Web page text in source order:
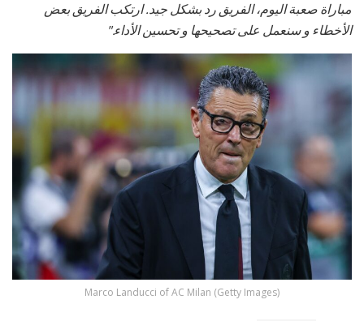
مباراة صعبة اليوم، الفريق رد بشكل جيد. ارتكب الفريق بعض
الأخطاء و سنعمل على تصحيحها و تحسين الأداء."
Marco Landucci of AC Milan (Getty Images)